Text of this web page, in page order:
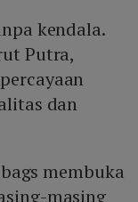
kendala.
Putra,
dan
membuka
masing